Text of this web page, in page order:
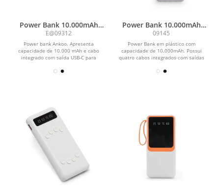
Power Bank 10.000mAh
com Painel de LED
E@09312
Power bank Ankoo. Apresenta
capacidade de 10.000 mAh e cabo
integrado com saída USB-C para
Power Bank 10.000mAh
com Carregamento via
Indução ou via Cabo
09145
Power Bank em plástico com
capacidade de 10.000mAh. Possui
quatro cabos integrados com saídas